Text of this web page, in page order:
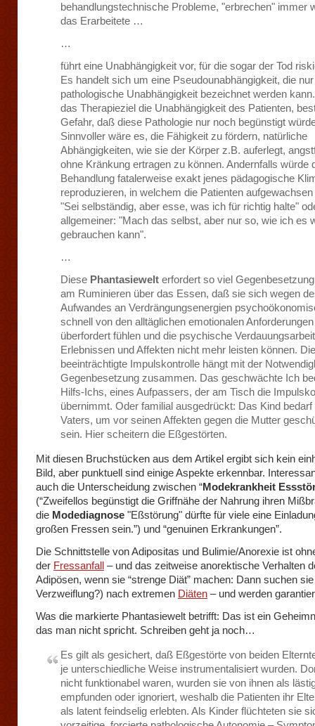
behandlungstechnische Probleme, "erbrechen" immer
das Erarbeitete …
…
führt eine Unabhängigkeit vor, für die sogar der Tod
Es handelt sich um eine Pseudounabhängigkeit, die
pathologische Unabhängigkeit bezeichnet werden
das Therapieziel die Unabhängigkeit des Patienten,
Gefahr, daß diese Pathologie nur noch begünstigt
Sinnvoller wäre es, die Fähigkeit zu fördern, natürliche
Abhängigkeiten, wie sie der Körper z.B. auferlegt,
ohne Kränkung ertragen zu können. Andernfalls würde
Behandlung fatalerweise exakt jenes pädagogische
reproduzieren, in welchem die Patienten
"Sei selbständig, aber esse, was ich für richtig halte"
allgemeiner: "Mach das selbst, aber nur so, wie ich es
gebrauchen kann".
…
Diese Phantasiewelt erfordert so viel
am Ruminieren über das Essen, daß sie sich wegen
Aufwandes an Verdrängungsenergien
schnell von den alltäglichen emotionalen Anforderungen
überfordert fühlen und die psychische
Erlebnissen und Affekten nicht mehr leisten können. Die
beeinträchtigte Impulskontrolle hängt mit der
Gegenbesetzung zusammen. Das geschwächte Ich
Hilfs-Ichs, eines Aufpassers, der am Tisch die
übernimmt. Oder familial ausgedrückt: Das Kind bedarf
Vaters, um vor seinen Affekten gegen die Mutter
sein. Hier scheitern die Eßgestörten.
Mit diesen Bruchstücken aus dem Artikel ergibt sich kein
Bild, aber punktuell sind einige Aspekte erkennbar.
auch die Unterscheidung zwischen “Modekrankheit
(“Zweifellos begünstigt die Griffnähe der Nahrung ihren
die Modediagnose "Eßstörung" dürfte für viele eine
großen Fressen sein.”) und “genuinen Erkrankungen”.
Die Schnittstelle von Adipositas und Bulimie/Anorexie ist
der Fressanfall – und das zeitweise anorektische Verhalten
Adipösen, wenn sie “strenge Diät” machen: Dann suchen
Verzweiflung?) nach extremen Diäten – und werden
Was die markierte Phantasiewelt betrifft: Das ist ein
das man nicht spricht. Schreiben geht ja noch…
Es gilt als gesichert, daß Eßgestörte von beiden
je unterschiedliche Weise instrumentalisiert wurden.
nicht funktionabel waren, wurden sie von ihnen als
empfunden oder ignoriert, weshalb die Patienten ihr
als latent feindselig erlebten. Als Kinder flüchteten sie